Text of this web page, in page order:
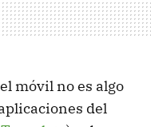
móvil no es algo
del